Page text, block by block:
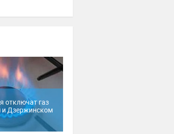
отключат газ
и Дзержинском